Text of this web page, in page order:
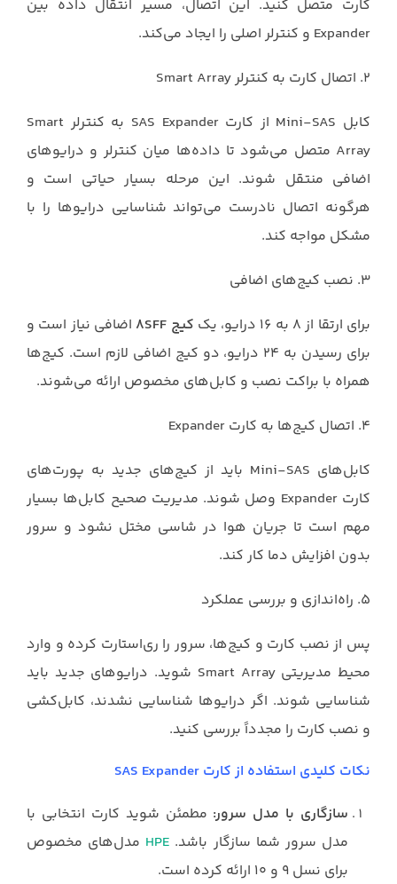
کارت متصل کنید. این اتصال، مسیر انتقال داده بین
Expander و کنترلر اصلی را ایجاد می‌کند.
۲. اتصال کارت به کنترلر Smart Array
کابل Mini-SAS از کارت SAS Expander به کنترلر Smart
Array متصل می‌شود تا داده‌ها میان کنترلر و درایوهای
اضافی منتقل شوند. این مرحله بسیار حیاتی است و
هرگونه اتصال نادرست می‌تواند شناسایی درایوها را با
مشکل مواجه کند.
۳. نصب کیج‌های اضافی
برای ارتقا از ۸ به ۱۶ درایو، یک
کیج ۸SFF
اضافی نیاز است و
برای رسیدن به ۲۴ درایو، دو کیج اضافی لازم است. کیج‌ها
همراه با براکت نصب و کابل‌های مخصوص ارائه می‌شوند.
۴. اتصال کیج‌ها به کارت Expander
کابل‌های Mini-SAS باید از کیج‌های جدید به پورت‌های
کارت Expander وصل شوند. مدیریت صحیح کابل‌ها بسیار
مهم است تا جریان هوا در شاسی مختل نشود و سرور
بدون افزایش دما کار کند.
۵. راه‌اندازی و بررسی عملکرد
پس از نصب کارت و کیج‌ها، سرور را ری‌استارت کرده و وارد
محیط مدیریتی Smart Array شوید. درایوهای جدید باید
شناسایی شوند. اگر درایوها شناسایی نشدند، کابل‌کشی
و نصب کارت را مجدداً بررسی کنید.
نکات کلیدی استفاده از کارت SAS Expander
سازگاری با مدل سرور: مطمئن شوید کارت انتخابی با
مدل سرور شما سازگار باشد. HPE مدل‌های مخصوص
برای نسل ۹ و ۱۰ ارائه کرده است.